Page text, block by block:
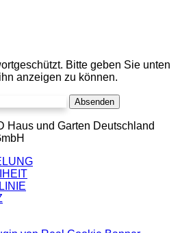
Bitte geben Sie unten
anzeigen zu können.
Haus und Garten Deutschland